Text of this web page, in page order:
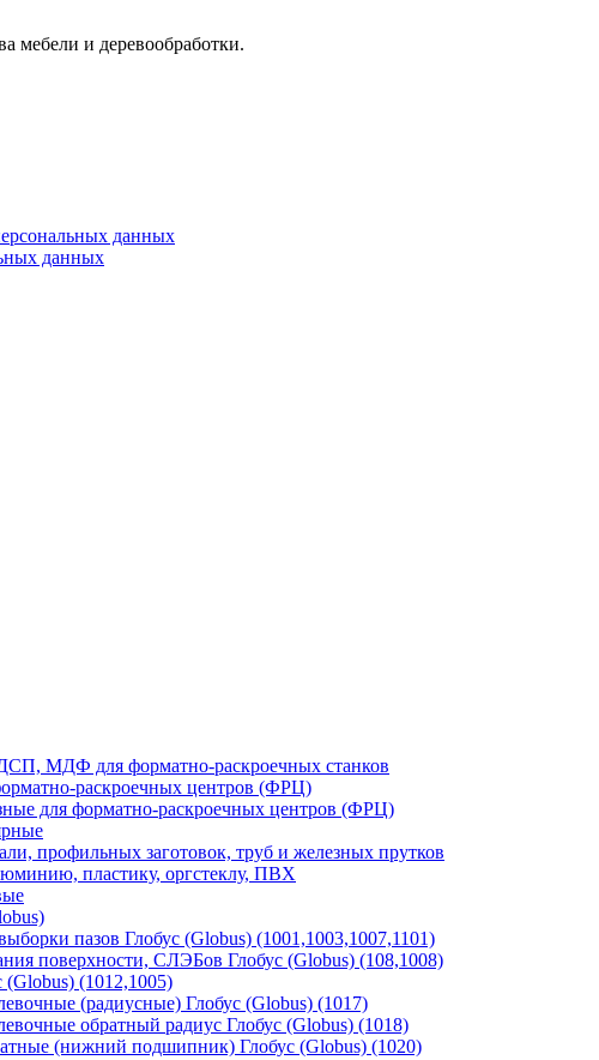
мебели и деревообработки.
данных
данных
МДФ для форматно-раскроечных станков
раскроечных центров (ФРЦ)
для форматно-раскроечных центров (ФРЦ)
профильных заготовок, труб и железных прутков
пластику, оргстеклу, ПВХ
пазов Глобус (Globus) (1001,1003,1007,1101)
поверхности, СЛЭБов Глобус (Globus) (108,1008)
(Globus) (1012,1005)
(радиусные) Глобус (Globus) (1017)
обратный радиус Глобус (Globus) (1018)
(нижний подшипник) Глобус (Globus) (1020)